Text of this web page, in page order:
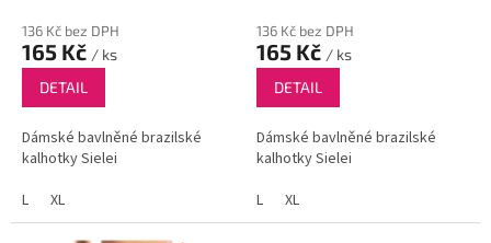
136 Kč bez DPH
165 Kč / ks
DETAIL
Dámské bavlněné brazilské
kalhotky Sielei
L
XL
136 Kč bez DPH
165 Kč / ks
DETAIL
Dámské bavlněné brazilské
kalhotky Sielei
L
XL